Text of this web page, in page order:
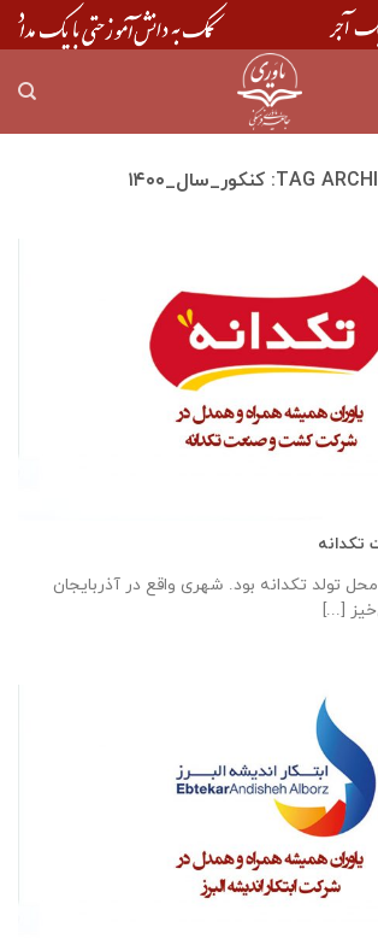
TAG کنکور_سال_۱۴۰۰
تولد تکدانه بود. شهری واقع در آذربایجان
[...]